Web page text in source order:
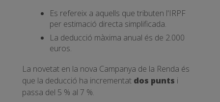
Es refereix a aquells que tributen l'IRPF
per estimació directa simplificada.
La deducció màxima anual és de 2.000
euros.
La novetat en la nova Campanya de la Renda és
que la deducció ha incrementat dos punts i
passa del 5 % al 7 %.